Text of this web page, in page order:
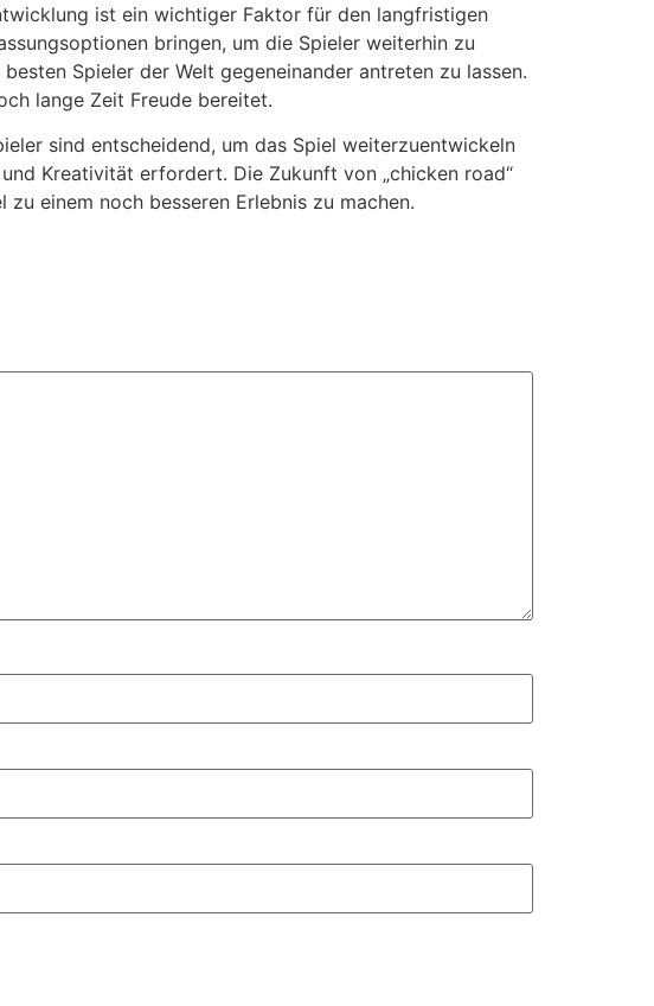
ist ein wichtiger Faktor für den langfristigen
bringen, um die Spieler weiterhin zu
Spieler der Welt gegeneinander antreten zu lassen.
lange Zeit Freude bereitet.
sind entscheidend, um das Spiel weiterzuentwickeln
Kreativität erfordert. Die Zukunft von „chicken road“
einem noch besseren Erlebnis zu machen.